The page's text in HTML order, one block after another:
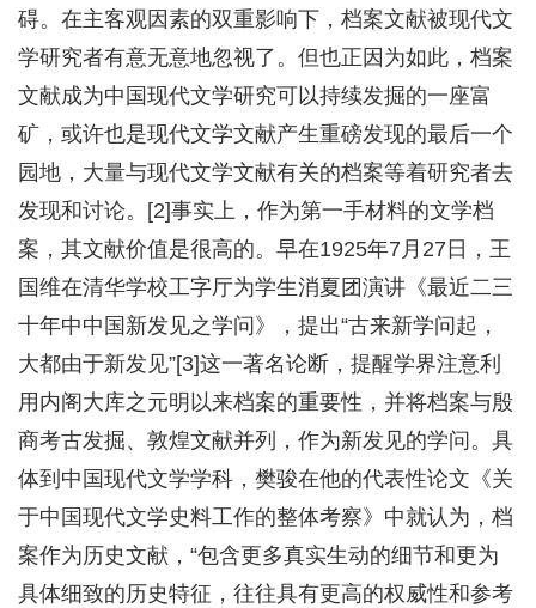
碍。在主客观因素的双重影响下，档案文献被现代文
学研究者有意无意地忽视了。但也正因为如此，档案
文献成为中国现代文学研究可以持续发掘的一座富
矿，或许也是现代文学文献产生重磅发现的最后一个
园地，大量与现代文学文献有关的档案等着研究者去
发现和讨论。[2]事实上，作为第一手材料的文学档
案，其文献价值是很高的。早在1925年7月27日，王
国维在清华学校工字厅为学生消夏团演讲《最近二三
十年中中国新发见之学问》，提出“古来新学问起，
大都由于新发见”[3]这一著名论断，提醒学界注意利
用内阁大库之元明以来档案的重要性，并将档案与殷
商考古发掘、敦煌文献并列，作为新发见的学问。具
体到中国现代文学学科，樊骏在他的代表性论文《关
于中国现代文学史料工作的整体考察》中就认为，档
案作为历史文献，“包含更多真实生动的细节和更为
具体细致的历史特征，往往具有更高的权威性和参考